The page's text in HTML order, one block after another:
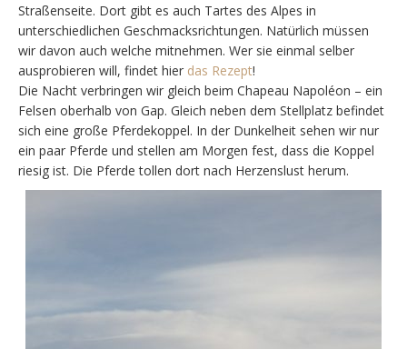
Straßenseite. Dort gibt es auch Tartes des Alpes in
unterschiedlichen Geschmacksrichtungen. Natürlich müssen
wir davon auch welche mitnehmen. Wer sie einmal selber
ausprobieren will, findet hier das Rezept!
Die Nacht verbringen wir gleich beim Chapeau Napoléon – ein
Felsen oberhalb von Gap. Gleich neben dem Stellplatz befindet
sich eine große Pferdekoppel. In der Dunkelheit sehen wir nur
ein paar Pferde und stellen am Morgen fest, dass die Koppel
riesig ist. Die Pferde tollen dort nach Herzenslust herum.